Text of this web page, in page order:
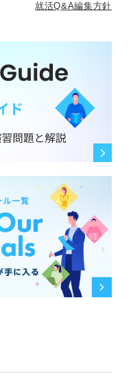
就活Q&A編集方針